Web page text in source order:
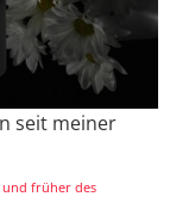
seit meiner
und früher des